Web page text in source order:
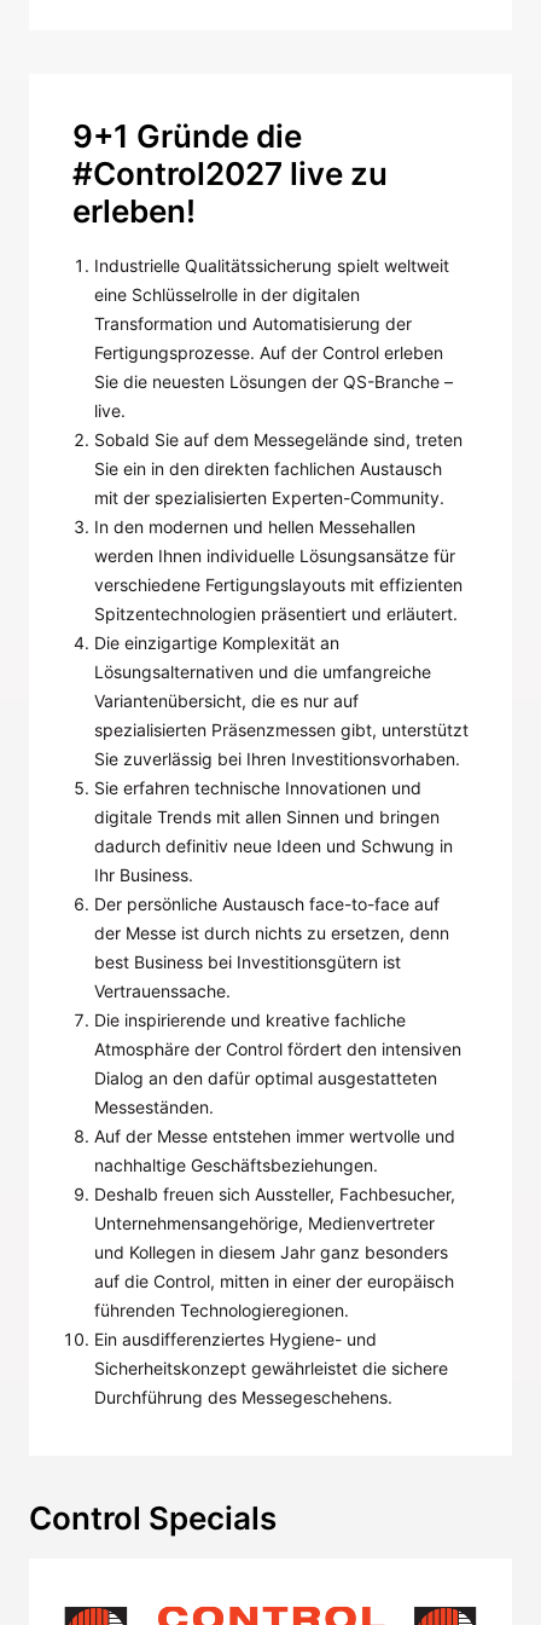
9+1 Gründe die
#Control2027 live zu
erleben!
Industrielle Qualitätssicherung spielt weltweit
eine Schlüsselrolle in der digitalen
Transformation und Automatisierung der
Fertigungsprozesse. Auf der Control erleben
Sie die neuesten Lösungen der QS-Branche –
live.
Sobald Sie auf dem Messegelände sind, treten
Sie ein in den direkten fachlichen Austausch
mit der spezialisierten Experten-Community.
In den modernen und hellen Messehallen
werden Ihnen individuelle Lösungsansätze für
verschiedene Fertigungslayouts mit effizienten
Spitzentechnologien präsentiert und erläutert.
Die einzigartige Komplexität an
Lösungsalternativen und die umfangreiche
Variantenübersicht, die es nur auf
spezialisierten Präsenzmessen gibt, unterstützt
Sie zuverlässig bei Ihren Investitionsvorhaben.
Sie erfahren technische Innovationen und
digitale Trends mit allen Sinnen und bringen
dadurch definitiv neue Ideen und Schwung in
Ihr Business.
Der persönliche Austausch face-to-face auf
der Messe ist durch nichts zu ersetzen, denn
best Business bei Investitionsgütern ist
Vertrauenssache.
Die inspirierende und kreative fachliche
Atmosphäre der Control fördert den intensiven
Dialog an den dafür optimal ausgestatteten
Messeständen.
Auf der Messe entstehen immer wertvolle und
nachhaltige Geschäftsbeziehungen.
Deshalb freuen sich Aussteller, Fachbesucher,
Unternehmensangehörige, Medienvertreter
und Kollegen in diesem Jahr ganz besonders
auf die Control, mitten in einer der europäisch
führenden Technologieregionen.
Ein ausdifferenziertes Hygiene- und
Sicherheitskonzept gewährleistet die sichere
Durchführung des Messegeschehens.
Control Specials